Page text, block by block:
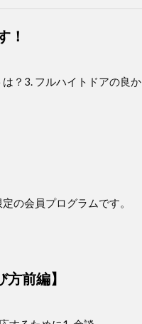
！
？3. フルハイトドアの良か
の会員プログラムです。
前編】